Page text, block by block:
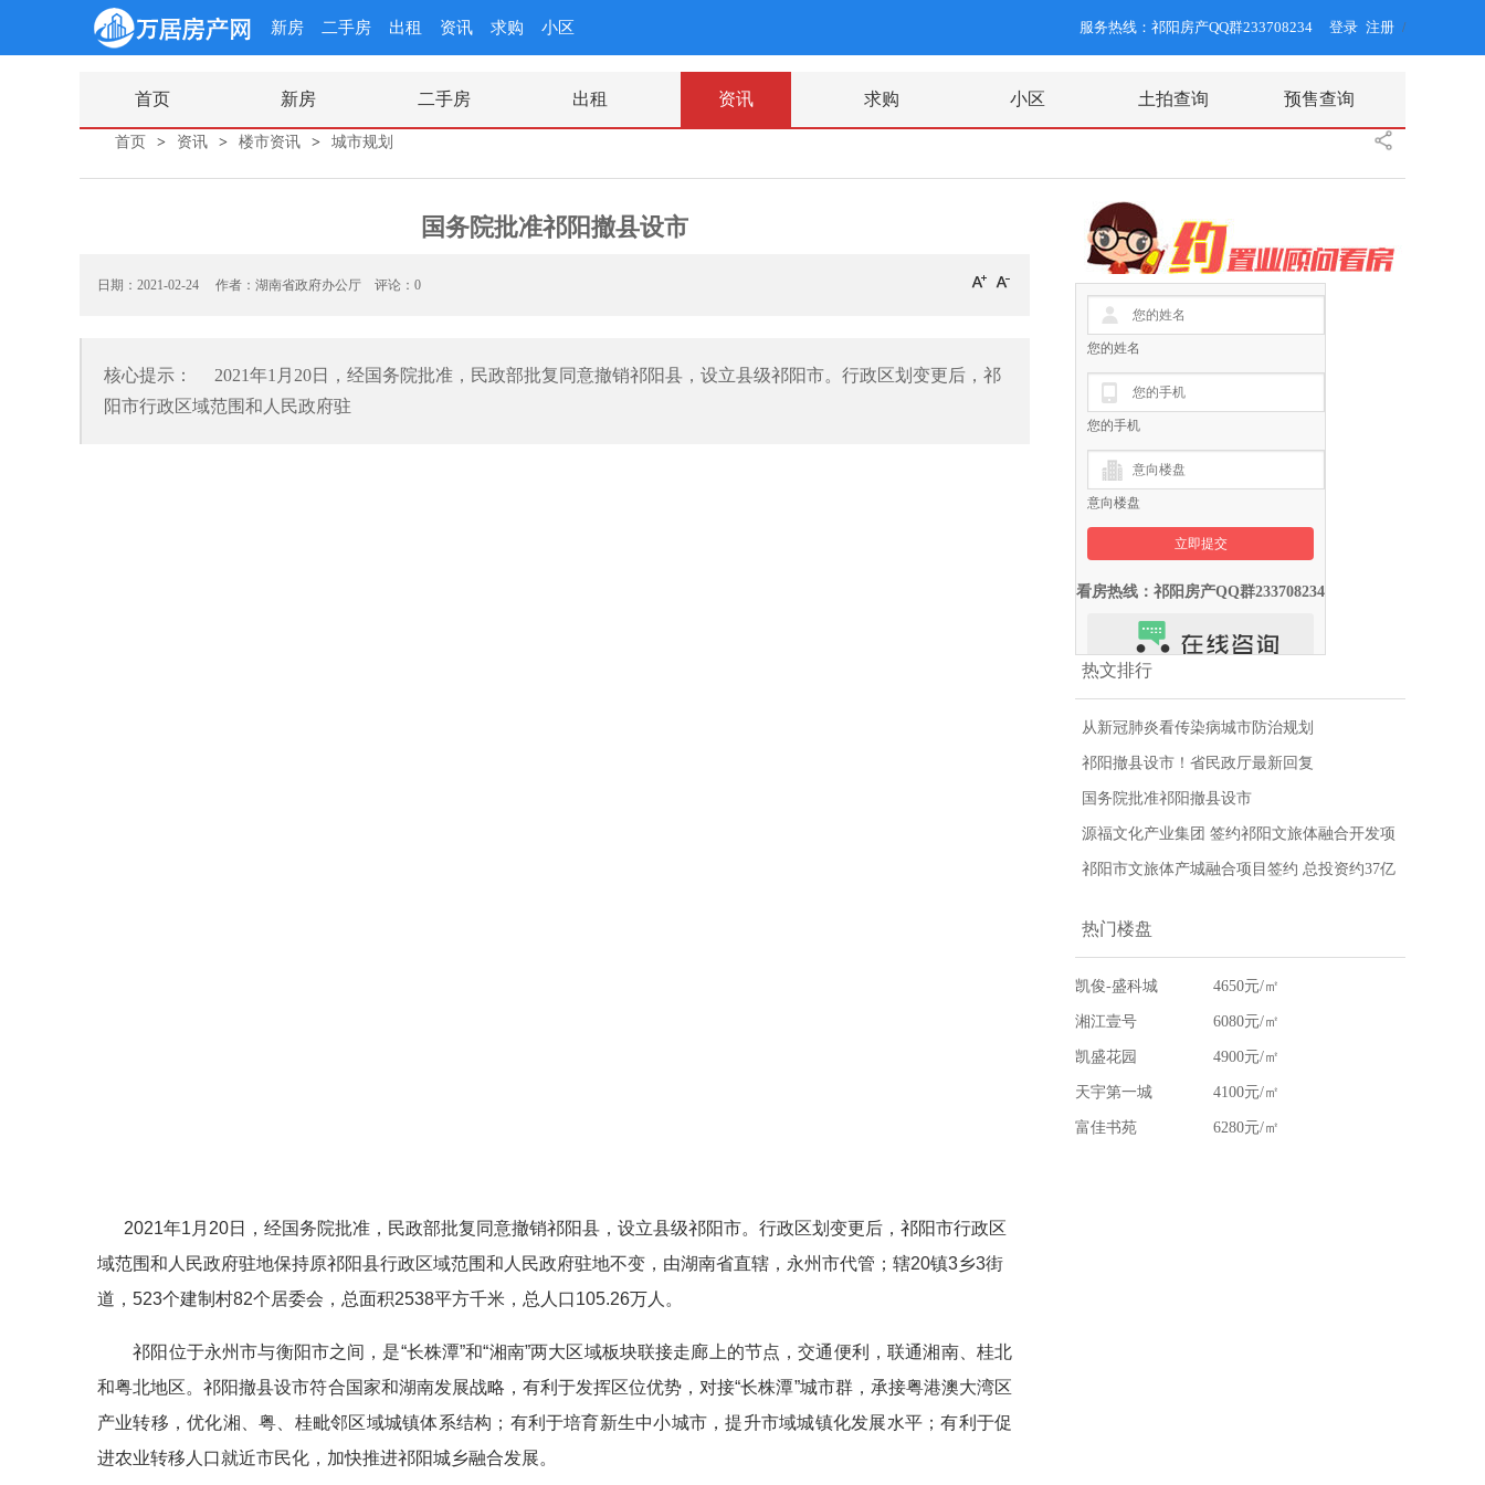
新房 二手房 出租 资讯 求购 小区 服务热线：祁阳房产QQ群233708234 登录 /
注册
首页 新房 二手房 出租 资讯 求购 小区 土拍查询 预售查询
首页 > 资讯 > 楼市资讯 > 城市规划
国务院批准祁阳撤县设市
日期：2021-02-24 作者： 湖南省政府办公厅 评论：0
核心提示： 2021年1月20日，经国务院批准，民政部批复同意撤销祁阳县，设立县级祁阳市。行政区划变更后，祁
阳市行政区域范围和人民政府驻
2021年1月20日，经国务院批准，民政部批复同意撤销祁阳县，设立县级祁阳市。行政区划变更后，祁阳市行政区
域范围和人民政府驻地保持原祁阳县行政区域范围和人民政府驻地不变，由湖南省直辖，永州市代管；辖20镇3乡3街
道，523个建制村82个居委会，总面积2538平方千米，总人口105.26万人。
祁阳位于永州市与衡阳市之间，是“长株潭”和“湘南”两大区域板块联接走廊上的节点，交通便利，联通湘南、桂北
和粤北地区。祁阳撤县设市符合国家和湖南发展战略，有利于发挥区位优势，对接“长株潭”城市群，承接粤港澳大湾区
产业转移，优化湘、粤、桂毗邻区域城镇体系结构；有利于培育新生中小城市，提升市域城镇化发展水平；有利于促
进农业转移人口就近市民化，加快推进祁阳城乡融合发展。
您的姓名
您的手机
意向楼盘
看房热线：祁阳房产QQ群233708234
热文排行
从新冠肺炎看传染病城市防治规划
祁阳撤县设市！省民政厅最新回复
国务院批准祁阳撤县设市
源福文化产业集团 签约祁阳文旅体融合开发项
目
祁阳市文旅体产城融合项目签约 总投资约37亿
热门楼盘
凯俊-盛科城 4650元/㎡
湘江壹号 6080元/㎡
凯盛花园 4900元/㎡
天宇第一城 4100元/㎡
富佳书苑 6280元/㎡